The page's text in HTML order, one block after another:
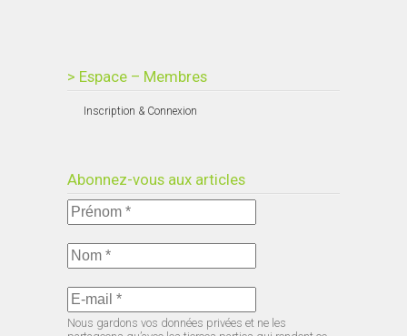
> Espace – Membres
Inscription & Connexion
Abonnez-vous aux articles
Nous gardons vos données privées et ne les